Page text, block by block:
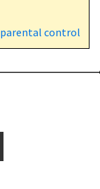
parental control